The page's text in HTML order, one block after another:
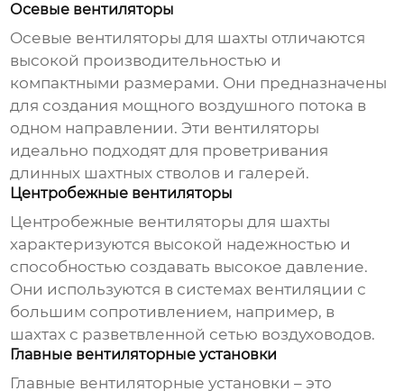
Осевые вентиляторы
Осевые вентиляторы для шахты отличаются
высокой производительностью и
компактными размерами. Они предназначены
для создания мощного воздушного потока в
одном направлении. Эти вентиляторы
идеально подходят для проветривания
длинных шахтных стволов и галерей.
Центробежные вентиляторы
Центробежные вентиляторы для шахты
характеризуются высокой надежностью и
способностью создавать высокое давление.
Они используются в системах вентиляции с
большим сопротивлением, например, в
шахтах с разветвленной сетью воздуховодов.
Главные вентиляторные установки
Главные вентиляторные установки – это